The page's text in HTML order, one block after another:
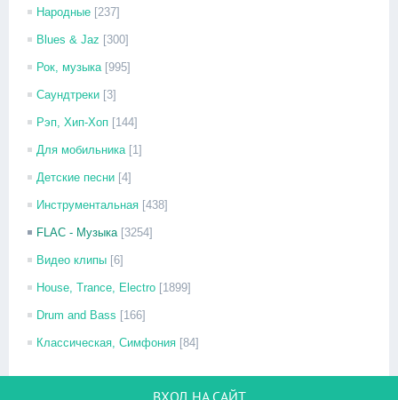
Народные [237]
Blues & Jaz [300]
Рок, музыка [995]
Саундтреки [3]
Рэп, Хип-Хоп [144]
Для мобильника [1]
Детские песни [4]
Инструментальная [438]
FLAC - Музыка [3254]
Видео клипы [6]
House, Trance, Electro [1899]
Drum and Bass [166]
Классическая, Симфония [84]
ВХОД НА САЙТ